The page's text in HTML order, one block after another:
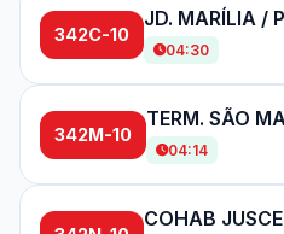
342C-10
JD. MARÍLIA /
04:30
342M-10
04:14